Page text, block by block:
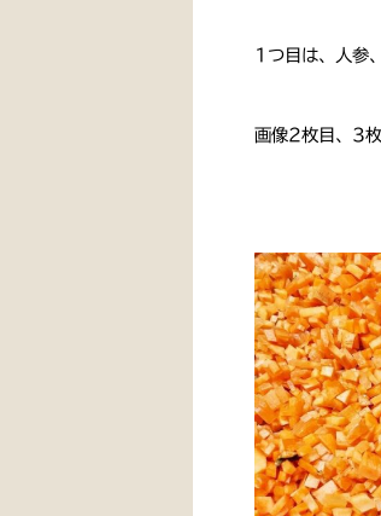
1つ目は、人参
画像2枚目、3